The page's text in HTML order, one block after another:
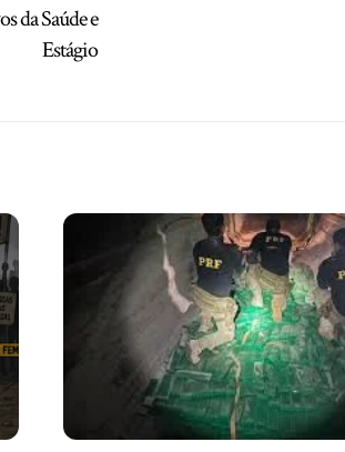
da Saúde e
Estágio